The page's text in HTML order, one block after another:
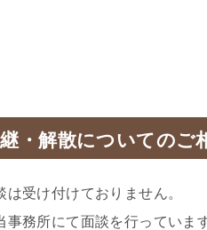
・解散についてのご
受け付けておりません。
事務所にて面談を行っていま